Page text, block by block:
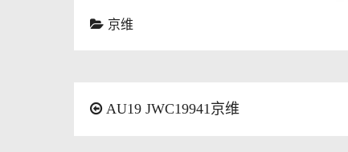
京维
文AU19 JWC19941京维